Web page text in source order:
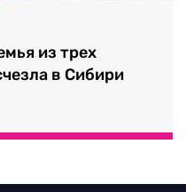
из трех
в Сибири